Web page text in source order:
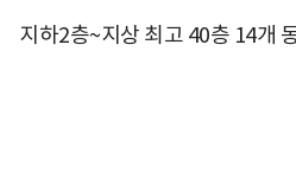
지하2층~지상 최고 40층 14개